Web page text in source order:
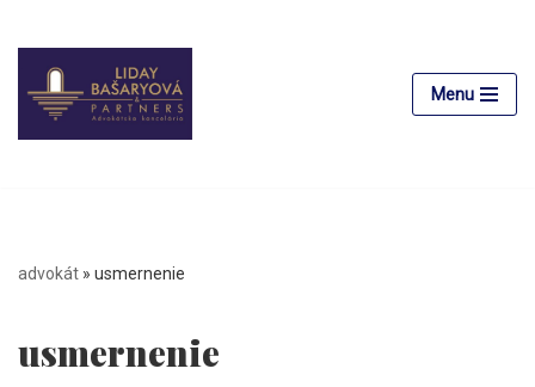
Preskočiť
na
obsah
Menu
advokát » usmernenie
usmernenie